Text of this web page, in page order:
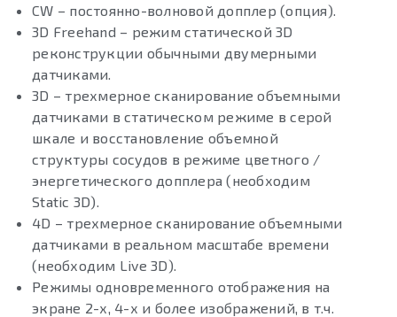
CW – постоянно-волновой допплер (опция).
3D Freehand – режим статической 3D
реконструкции обычными двумерными
датчиками.
3D – трехмерное сканирование объемными
датчиками в статическом режиме в серой
шкале и восстановление объемной
структуры сосудов в режиме цветного /
энергетического допплера (необходим
Static 3D).
4D – трехмерное сканирование объемными
датчиками в реальном масштабе времени
(необходим Live 3D).
Режимы одновременного отображения на
экране 2-х, 4-х и более изображений, в т.ч.